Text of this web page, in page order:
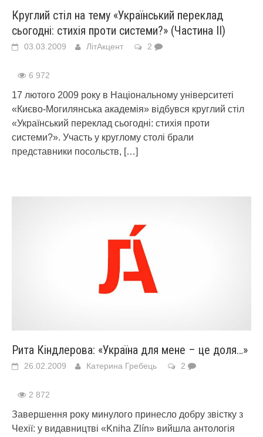
Круглий стіл на тему «Український переклад
сьогодні: стихія проти системи?» (Частина ІІ)
03.03.2009 ЛітАкцент 2
6 972
17 лютого 2009 року в Національному університеті
«Києво-Могилянська академія» відбувся круглий стіл
«Український переклад сьогодні: стихія проти
системи?». Участь у круглому столі брали
представники посольств, […]
Рита Кіндлерова: «Україна для мене – це доля…»
26.02.2009 Катерина Гребець 2
2 872
Завершення року минулого принесло добру звістку з
Чехії: у видавництві «Kniha Zlín» вийшла антологія